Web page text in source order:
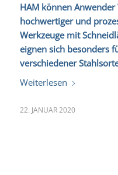
HAM können
hochwertiger und
Werkzeuge mit
eignen sich besonders
verschiedener
Weiterlesen
22. JANUAR 2020